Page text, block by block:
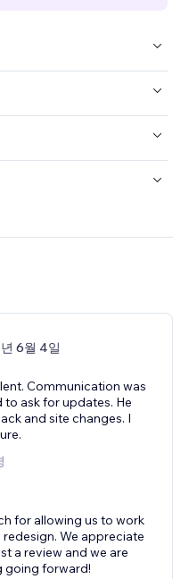
6월 4일
Communication was
to ask for updates. He
and site changes. I
for allowing us to work
We appreciate
a review and we are
going forward!